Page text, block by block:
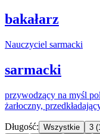
bakałarz
Nauczyciel sarmacki
sarmacki
przywodzący na myśl
żarłoczny,
Długość: Wszystkie 3